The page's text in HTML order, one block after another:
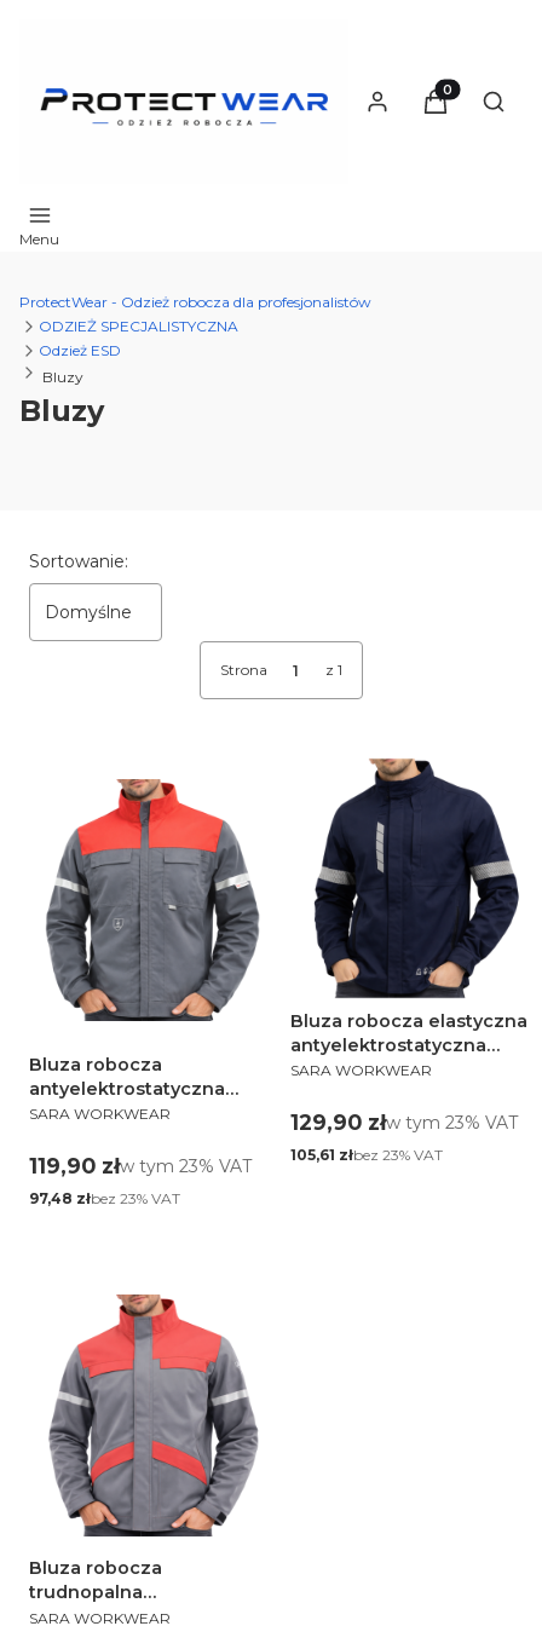
Produkty w
Menu
ProtectWear - Odzież robocza dla profesjonalistów
ODZIEŻ SPECJALISTYCZNA
Odzież ESD
Bluzy
Bluzy
Lista produktów
Sortowanie:
Domyślne
Strona z 1
Bluza robocza
antyelektrostatyczna
Piorun
PRODUCENT
SARA WORKWEAR
Cena brutto
119,90 złw tym %s VAT
w tym 23% VAT
Cena netto
97,48 złbez 23% VAT
Bluza robocza elastyczna
antyelektrostatyczna
Piorun Flex
PRODUCENT
SARA WORKWEAR
Cena brutto
129,90 złw tym %s VAT
w tym 23% VAT
Cena netto
105,61 złbez 23% VAT
Bluza robocza
trudnopalna
multiochronna Grom 3 w 1
PRODUCENT
SARA WORKWEAR